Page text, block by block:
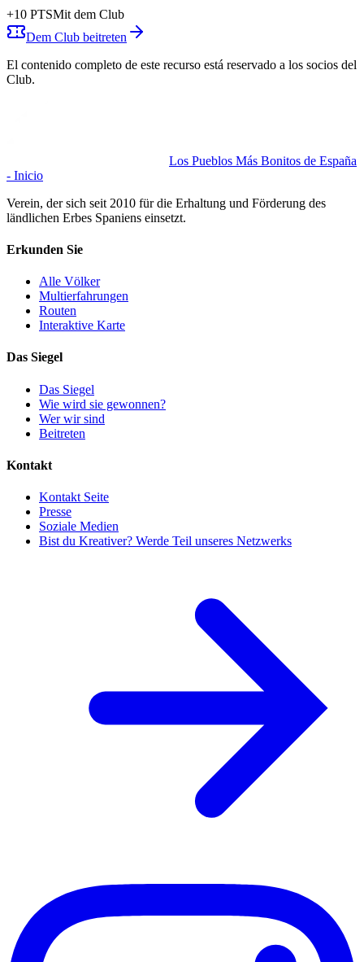
+10 PTSMit dem Club
Dem Club beitreten
El contenido completo de este recurso está reservado a los socios del
Club.
Los Pueblos Más Bonitos de España
- Inicio
Verein, der sich seit 2010 für die Erhaltung und Förderung des
ländlichen Erbes Spaniens einsetzt.
Erkunden Sie
Alle Völker
Multierfahrungen
Routen
Interaktive Karte
Das Siegel
Das Siegel
Wie wird sie gewonnen?
Wer wir sind
Beitreten
Kontakt
Kontakt Seite
Presse
Soziale Medien
Bist du Kreativer? Werde Teil unseres Netzwerks